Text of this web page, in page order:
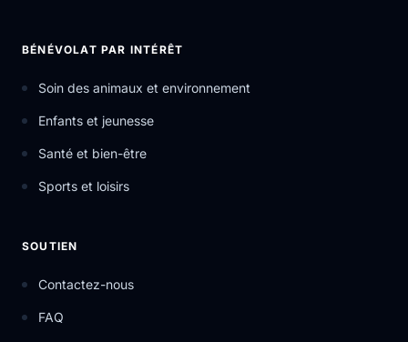
BÉNÉVOLAT PAR INTÉRÊT
Soin des animaux et environnement
Enfants et jeunesse
Santé et bien-être
Sports et loisirs
SOUTIEN
Contactez-nous
FAQ